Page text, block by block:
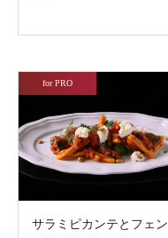
for PRO
サラミピカンテとフェン